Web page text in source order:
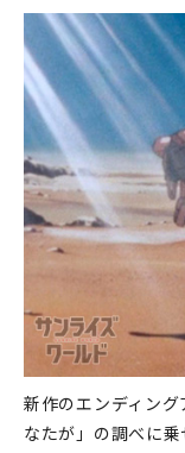
新作のエンディン
なたが」の調べに